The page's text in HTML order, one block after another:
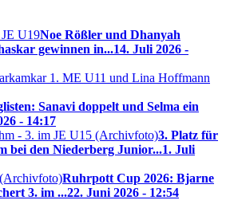
Noe Rößler und Dhanyah
gewinnen in...14. Juli 2026 -
Sanavi doppelt und Selma ein
- 14:17
3. Platz für
bei den Niederberg Junior...1. Juli
Ruhrpott Cup 2026: Bjarne
3. im ...22. Juni 2026 - 12:54